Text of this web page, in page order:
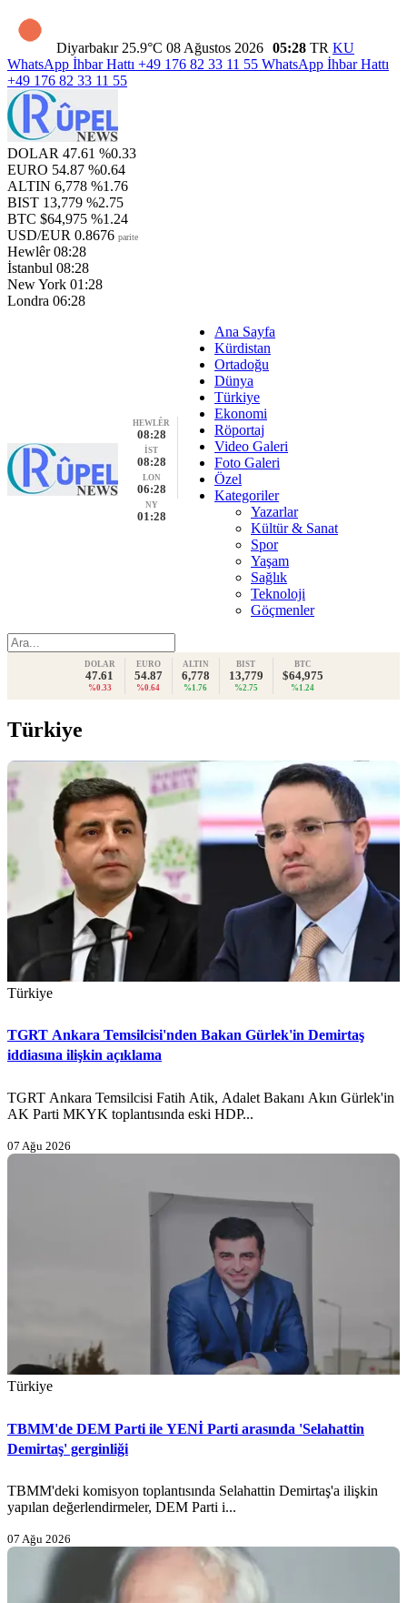
Diyarbakır 25.9°C 08 Ağustos 2026 05:28 TR KU
WhatsApp İhbar Hattı +49 176 82 33 11 55 WhatsApp İhbar Hattı
+49 176 82 33 11 55
DOLAR 47.61 %0.33
EURO 54.87 %0.64
ALTIN 6,778 %1.76
BIST 13,779 %2.75
BTC $64,975 %1.24
USD/EUR 0.8676 parite
Hewlêr 08:28
İstanbul 08:28
New York 01:28
Londra 06:28
HEWLÊR
08:28
İST
08:28
LON
06:28
NY
01:28
Ana Sayfa
Kürdistan
Ortadoğu
Dünya
Türkiye
Ekonomi
Röportaj
Video Galeri
Foto Galeri
Özel
Kategoriler
Yazarlar
Kültür & Sanat
Spor
Yaşam
Sağlık
Teknoloji
Göçmenler
DOLAR
47.61
%0.33
EURO
54.87
%0.64
ALTIN
6,778
%1.76
BIST
13,779
%2.75
BTC
$64,975
%1.24
Türkiye
Türkiye
TGRT Ankara Temsilcisi'nden Bakan Gürlek'in Demirtaş
iddiasına ilişkin açıklama
TGRT Ankara Temsilcisi Fatih Atik, Adalet Bakanı Akın Gürlek'in
AK Parti MKYK toplantısında eski HDP...
07 Ağu 2026
Türkiye
TBMM'de DEM Parti ile YENİ Parti arasında 'Selahattin
Demirtaş' gerginliği
TBMM'deki komisyon toplantısında Selahattin Demirtaş'a ilişkin
yapılan değerlendirmeler, DEM Parti i...
07 Ağu 2026